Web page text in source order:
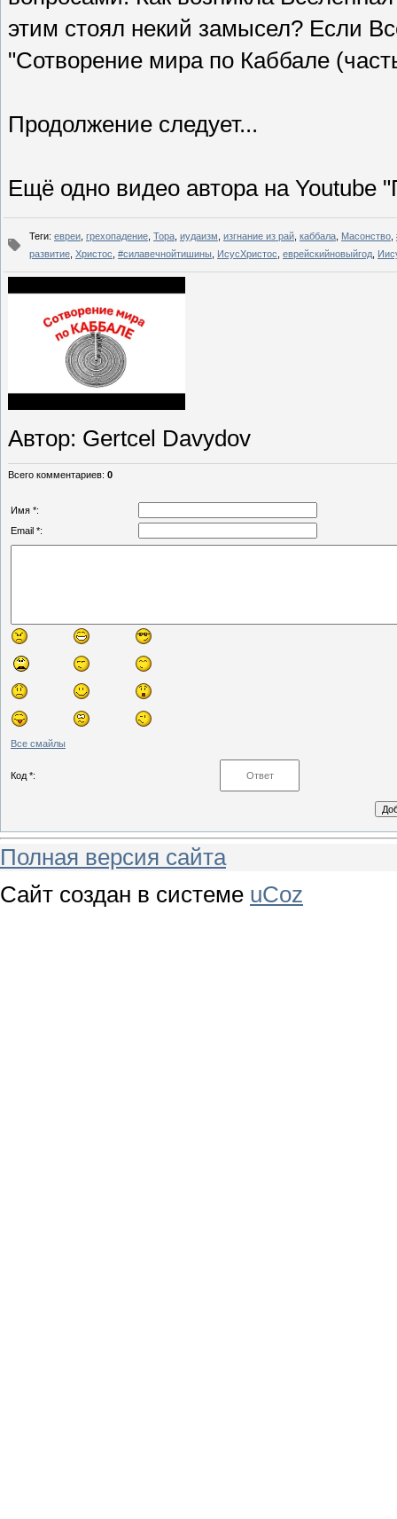
этим стоял некий замысел? Если
"Сотворение мира по Каббале
Продолжение следует...
Ещё одно видео автора на Youtube
Теги: евреи грехопадение Тора иудаизм изгнание из рай каббала Масонство
развитие Христос #силавечнойтишины ИсусХристос еврейскийновыйгод
Автор: Gertcel Davydov
Всего комментариев: 0
Имя *:
Email *:
Все смайлы
Код *:
Полная версия сайта
Сайт создан в системе uCoz